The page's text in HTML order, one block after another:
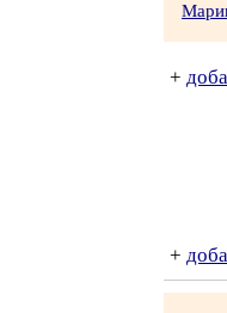
+
+